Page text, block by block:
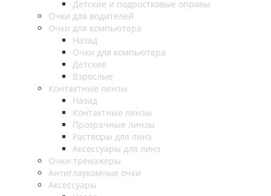
Детские и подростковые оправы
Очки для водителей
Очки для компьютера
Назад
Очки для компьютера
Детские
Взрослые
Контактные линзы
Назад
Контактные линзы
Прозрачные линзы
Растворы для линз
Аксессуары для линз
Очки-тренажеры
Антиглаукомные очки
Аксессуары